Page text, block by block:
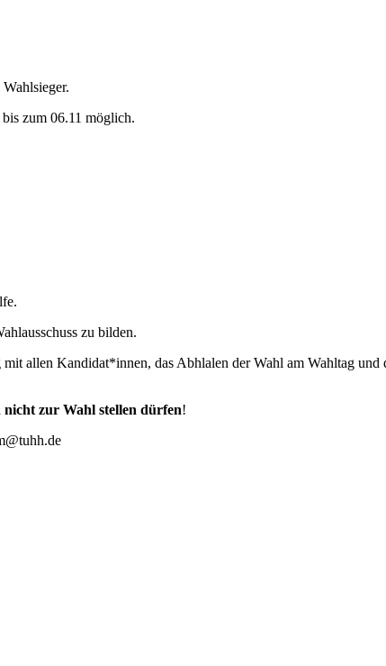
zum 06.11 möglich.
zu bilden.
allen Kandidat*innen, das Abhlalen der Wahl am Wahltag und
nicht zur Wahl stellen dürfen!